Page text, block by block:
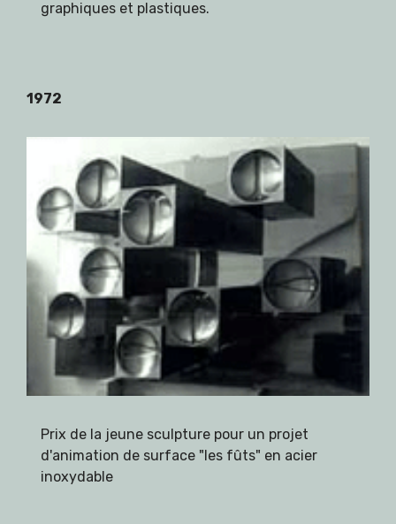
graphiques et plastiques.
1972
Prix de la jeune sculpture pour un projet
d'animation de surface "les fûts" en acier
inoxydable